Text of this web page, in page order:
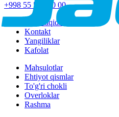
+998 55 518 50 00
Jack haqida
Kontakt
Yangiliklar
Kafolat
Mahsulotlar
Ehtiyot qismlar
To'g'ri chokli
Overloklar
Rashma